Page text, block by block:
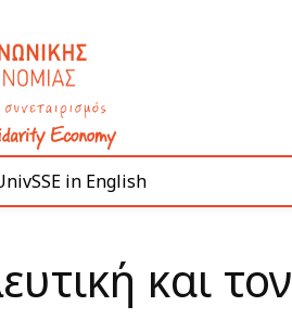
in English
και τον